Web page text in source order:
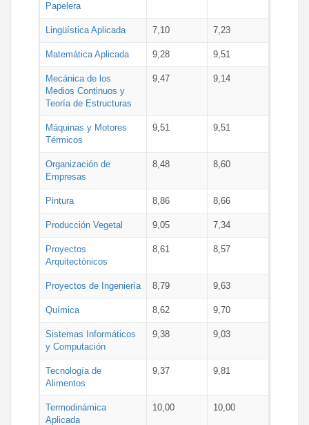
Papelera
Lingüística Aplicada 7,10 7,23
Matemática Aplicada 9,28 9,51
Mecánica de los
Medios Continuos y
Teoría de Estructuras
9,47 9,14
Máquinas y Motores
Térmicos
9,51 9,51
Organización de
Empresas
8,48 8,60
Pintura 8,86 8,66
Producción Vegetal 9,05 7,34
Proyectos
Arquitectónicos
8,61 8,57
Proyectos de Ingeniería 8,79 9,63
Química 8,62 9,70
Sistemas Informáticos
y Computación
9,38 9,03
Tecnología de
Alimentos
9,37 9,81
Termodinámica
Aplicada
10,00 10,00